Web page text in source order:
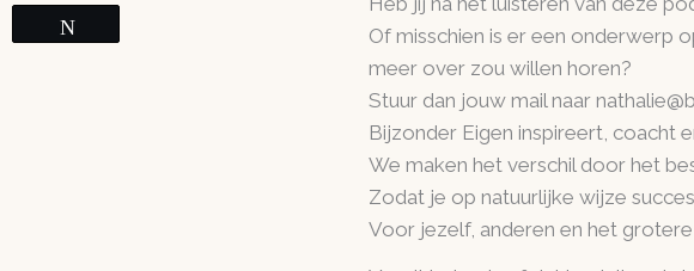
Of misschien is er een onderwerp
meer over zou willen horen?
Stuur dan jouw mail naar
Bijzonder Eigen inspireert, coacht
We maken het verschil door het
Zodat je op natuurlijke wijze
Voor jezelf, anderen en het grotere